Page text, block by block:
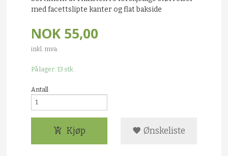
med facettslipte kanter og flat bakside
NOK 55,00
inkl. mva.
På lager: 13 stk.
Antall
Kjøp Ønskeliste